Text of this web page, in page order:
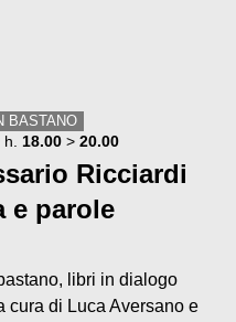
BASTANO
h. 18.00 > 20.00
Ricciardi
e parole
libri in dialogo
cura di Luca Aversano e